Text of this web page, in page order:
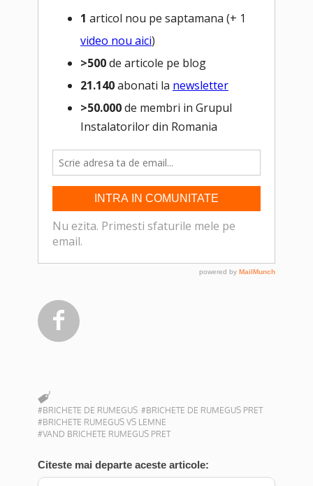

#BRICHETE DE RUMEGUS #BRICHETE DE RUMEGUS PRET
#BRICHETE RUMEGUS VS LEMNE
#VAND BRICHETE RUMEGUS PRET
Citeste mai departe aceste articole: